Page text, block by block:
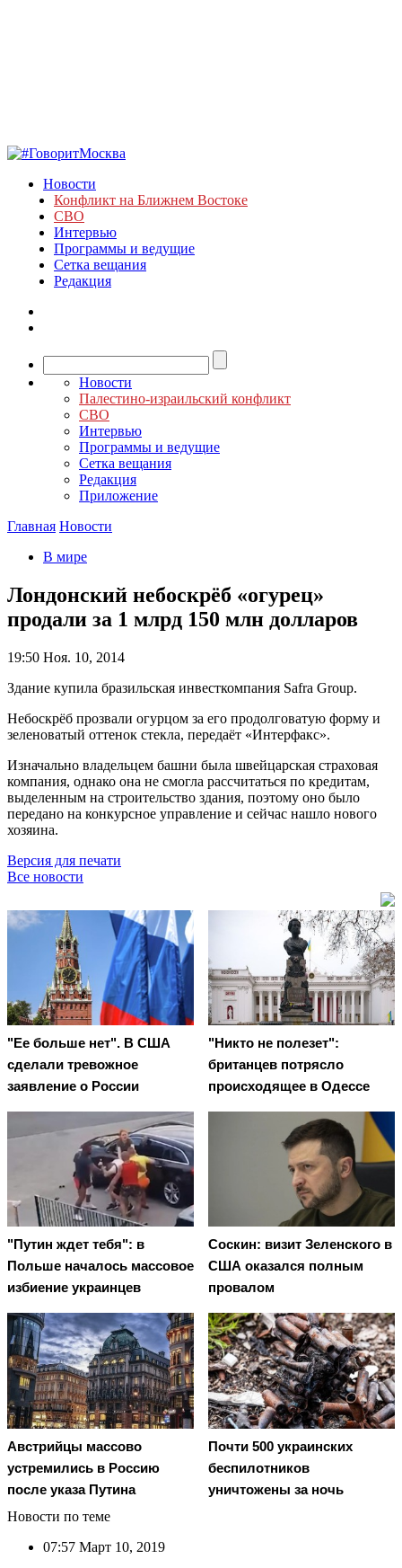
Новости
Конфликт на Ближнем Востоке
СВО
Интервью
Программы и ведущие
Сетка вещания
Редакция
Новости
Палестино-израильский конфликт
СВО
Интервью
Программы и ведущие
Сетка вещания
Редакция
Приложение
Главная Новости
В мире
Лондонский небоскрёб «огурец»
продали за 1 млрд 150 млн долларов
19:50 Ноя. 10, 2014
Здание купила бразильская инвесткомпания Safra Group.
Небоскрёб прозвали огурцом за его продолговатую форму и
зеленоватый оттенок стекла, передаёт «Интерфакс».
Изначально владельцем башни была швейцарская страховая
компания, однако она не смогла рассчитаться по кредитам,
выделенным на строительство здания, поэтому оно было
передано на конкурсное управление и сейчас нашло нового
хозяина.
Версия для печати
Все новости
"Ее больше нет". В США
сделали тревожное
заявление о России
"Никто не полезет":
британцев потрясло
происходящее в Одессе
"Путин ждет тебя": в
Польше началось массовое
избиение украинцев
Соскин: визит Зеленского в
США оказался полным
провалом
Австрийцы массово
устремились в Россию
после указа Путина
Почти 500 украинских
беспилотников
уничтожены за ночь
Новости по теме
07:57 Март 10, 2019